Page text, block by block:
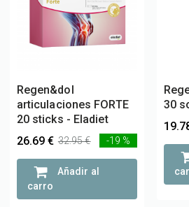
Regen&dol
articulaciones FORTE
20 sticks - Eladiet
26.69 € 32.95 € -19 %
Añadir al
carro
30